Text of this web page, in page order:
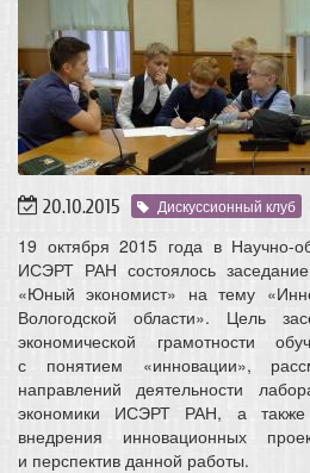
20.10.2015 Дискуссионный клуб
19 октября 2015 года в Научно-
ИСЭРТ РАН состоялось заседание
«Юный экономист» на тему
Вологодской области». Цель
экономической грамотности
с понятием «инновации»,
направлений деятельности
экономики ИСЭРТ РАН, а также
внедрения инновационных
и перспектив данной работы.